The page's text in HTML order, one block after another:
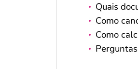
Quais
Como
Como